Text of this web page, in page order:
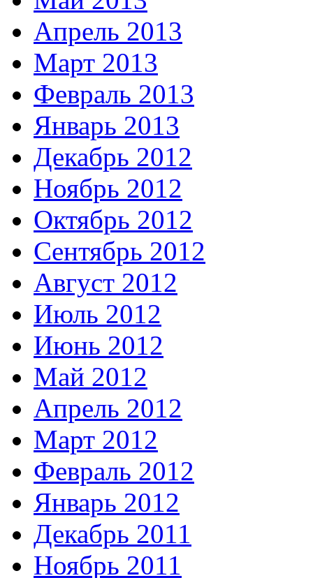
Апрель 2013
Март 2013
Февраль 2013
Январь 2013
Декабрь 2012
Ноябрь 2012
Октябрь 2012
Сентябрь 2012
Август 2012
Июль 2012
Июнь 2012
Май 2012
Апрель 2012
Март 2012
Февраль 2012
Январь 2012
Декабрь 2011
Ноябрь 2011